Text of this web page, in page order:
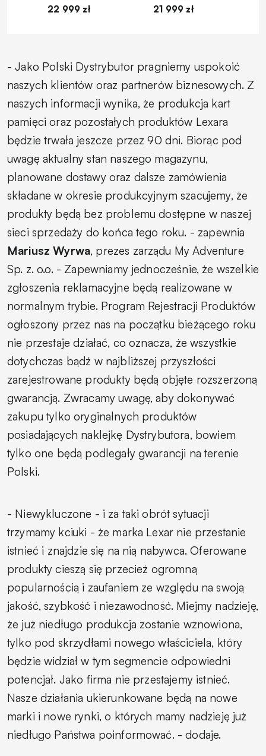
22 999 zł
21 999 zł
- Jako Polski Dystrybutor pragniemy uspokoić
naszych klientów oraz partnerów biznesowych. Z
naszych informacji wynika, że produkcja kart
pamięci oraz pozostałych produktów Lexara
będzie trwała jeszcze przez 90 dni. Biorąc pod
uwagę aktualny stan naszego magazynu,
planowane dostawy oraz dalsze zamówienia
składane w okresie produkcyjnym szacujemy, że
produkty będą bez problemu dostępne w naszej
sieci sprzedaży do końca tego roku. - zapewnia
Mariusz Wyrwa, prezes zarządu My Adventure
Sp. z. o.o. - Zapewniamy jednocześnie, że wszelkie
zgłoszenia reklamacyjne będą realizowane w
normalnym trybie. Program Rejestracji Produktów
ogłoszony przez nas na początku bieżącego roku
nie przestaje działać, co oznacza, że wszystkie
dotychczas bądź w najbliższej przyszłości
zarejestrowane produkty będą objęte rozszerzoną
gwarancją. Zwracamy uwagę, aby dokonywać
zakupu tylko oryginalnych produktów
posiadających naklejkę Dystrybutora, bowiem
tylko one będą podlegały gwarancji na terenie
Polski.
- Niewykluczone - i za taki obrót sytuacji
trzymamy kciuki - że marka Lexar nie przestanie
istnieć i znajdzie się na nią nabywca. Oferowane
produkty cieszą się przecież ogromną
popularnością i zaufaniem ze względu na swoją
jakość, szybkość i niezawodność. Miejmy nadzieję,
że już niedługo produkcja zostanie wznowiona,
tylko pod skrzydłami nowego właściciela, który
będzie widział w tym segmencie odpowiedni
potencjał. Jako firma nie przestajemy istnieć.
Nasze działania ukierunkowane będą na nowe
marki i nowe rynki, o których mamy nadzieję już
niedługo Państwa poinformować. -dodaje.